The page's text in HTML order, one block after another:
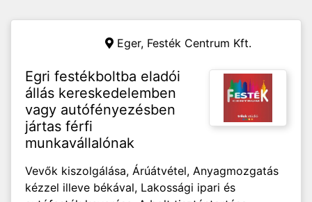
Eger, Festék Centrum Kft.
Egri festékboltba eladói
állás kereskedelemben
vagy autófényezésben
jártas férfi
munkavállalónak
Vevők kiszolgálása, Árúátvétel, Anyagmozgatás
kézzel illeve békával, Lakossági ipari és